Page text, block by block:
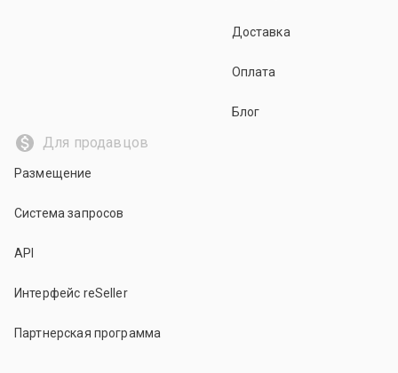
Доставка
Оплата
Блог
Для продавцов
Размещение
Система запросов
API
Интерфейс reSeller
Партнерская программа